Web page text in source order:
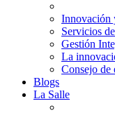
Innovación
Servicios
Gestión
La
Consejo de
Blogs
La Salle